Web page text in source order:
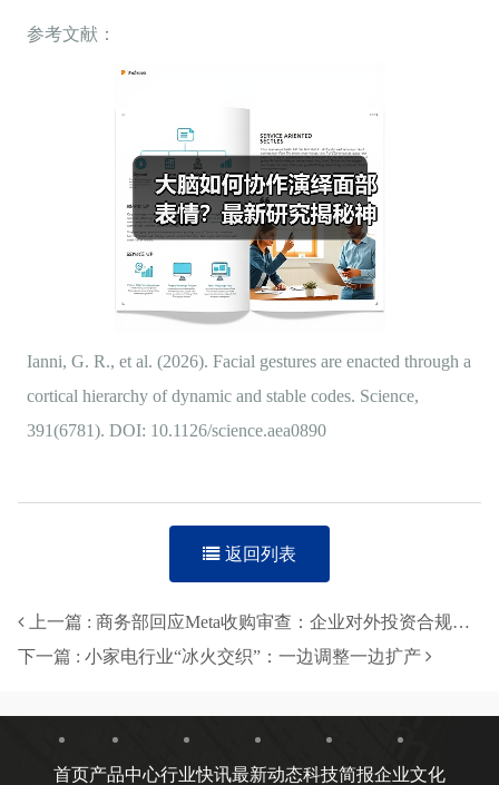
参考文献：
Ianni, G. R., et al. (2026). Facial gestures are enacted through a
cortical hierarchy of dynamic and stable codes. Science,
391(6781). DOI: 10.1126/science.aea0890
返回列表
上一篇 : 商务部回应Meta收购审查：企业对外投资合规须遵守中国法规
下一篇 : 小家电行业“冰火交织”：一边调整一边扩产
首页产品中心行业快讯最新动态科技简报企业文化